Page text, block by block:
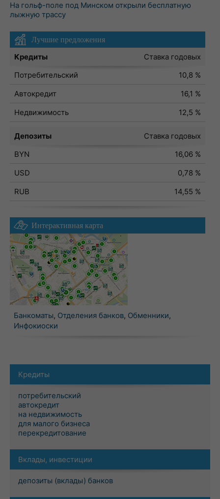
На гольф-поле под Минском открыли бесплатную
лыжную трассу
Лучшие предложения
Кредиты
Ставка годовых
Потребительский
10,8 %
Автокредит
16,1 %
Недвижимость
12,5 %
Депозиты
Ставка годовых
BYN
16,06 %
USD
0,78 %
RUB
14,55 %
Интерактивная карта
Банкоматы, Отделения банков, Обменники,
Инфокиоски
Кредиты
потребительский
автокредит
на недвижимость
для малого бизнеса
перекредитование
Вклады, инвестиции
депозиты (вклады) банков